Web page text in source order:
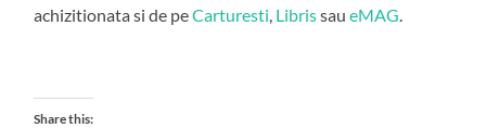
achizitionata si de peCarturesti LibrissaueMAG
Share this: